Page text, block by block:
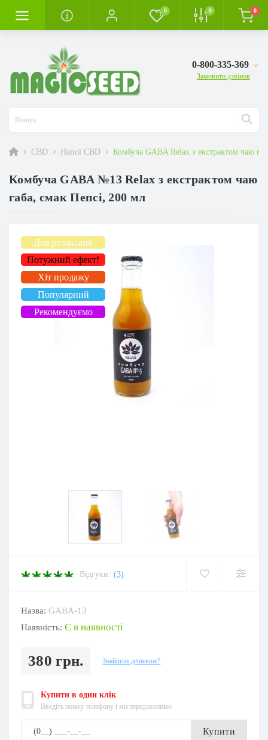
0 0 0
0-800-335-369
Замовити дзвінок
CBD Напої CBD Комбуча GABA Relax з екстрактом чаю
Комбуча GABA №13 Relax з екстрактом чаю
габа, смак Пепсі, 200 мл
Для релаксації
Потужний ефект!
Хіт продажу
Популярний
Рекомендуємо
Відгуки: (3)
Назва: GABA-13
Наявність: Є в наявності
380 грн. Знайшли дешевше?
Купити в один клік
Введіть номер телефону і ми передзвонимо
Купити